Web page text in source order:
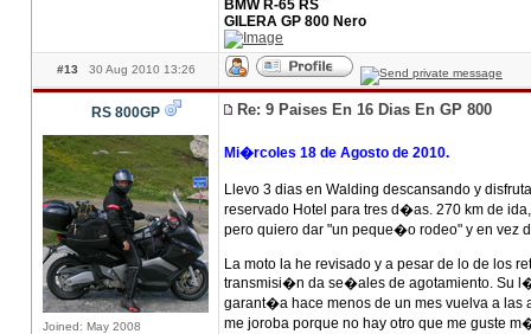
BMW R-65 RS
GILERA GP 800 Nero
#13 30 Aug 2010 13:26
RS 800GP
Joined: May 2008
Re: 9 Paises En 16 Dias En GP 800
Mi�rcoles 18 de Agosto de 2010.
Llevo 3 dias en Walding descansando y
reservado Hotel para tres d�as. 270 km de
pero quiero dar "un peque�o rodeo" y en vez
La moto la he revisado y a pesar de lo de los
transmisi�n da se�ales de agotamiento. Su
garant�a hace menos de un mes vuelva a las
me joroba porque no hay otro que me guste